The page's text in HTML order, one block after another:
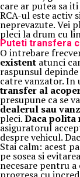
care ar putea sa
RCA-ul este activ
neprevazute. Vei
pleci la drum cu
Puteti transfera
O intrebare
existent atunci
raspunsul
catre vanzator. In
transfer al
presupune ca se
dealerul sau
pleci.Daca polita
asiguratorul
despre vehicul.
Stai calm: acest
pe sosea si
necesare pentru